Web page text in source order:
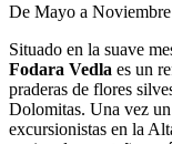
De Mayo a Noviembre
Situado en la suave
Fodara Vedla es un
praderas de flores
Dolomitas. Una vez
excursionistas en la